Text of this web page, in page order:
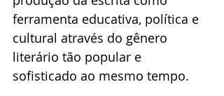
ferramenta educativa, política e
cultural através do gênero
literário tão popular e
sofisticado ao mesmo tempo.